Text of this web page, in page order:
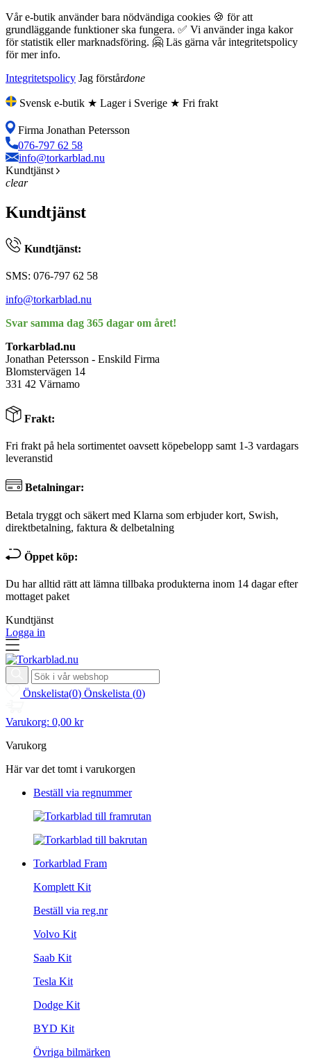
Vår e-butik använder bara nödvändiga cookies 🍪 för att
grundläggande funktioner ska fungera. ✅ Vi använder inga kakor
för statistik eller marknadsföring. 🤗 Läs gärna vår integritetspolicy
för mer info.
Integritetspolicy Jag förstårdone
Svensk e-butik ★ Lager i Sverige ★ Fri frakt
Firma Jonathan Petersson
076-797 62 58
info@torkarblad.nu
Kundtjänst
clear
Kundtjänst
Kundtjänst:
SMS: 076-797 62 58
info@torkarblad.nu
Svar samma dag 365 dagar om året!
Torkarblad.nu
Jonathan Petersson - Enskild Firma
Blomstervägen 14
331 42 Värnamo
Frakt:
Fri frakt på hela sortimentet oavsett köpebelopp samt 1-3 vardagars
leveranstid
Betalningar:
Betala tryggt och säkert med Klarna som erbjuder kort, Swish,
direktbetalning, faktura & delbetalning
Öppet köp:
Du har alltid rätt att lämna tillbaka produkterna inom 14 dagar efter
mottaget paket
Kundtjänst
Logga in
Önskelista(0) Önskelista (0)
Varukorg: 0,00 kr
Varukorg
Här var det tomt i varukorgen
Beställ via regnummer
Torkarblad Fram
Komplett Kit
Beställ via reg.nr
Volvo Kit
Saab Kit
Tesla Kit
Dodge Kit
BYD Kit
Övriga bilmärken